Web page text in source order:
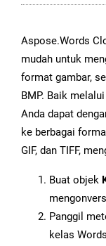
Aspose.Words
mudah untuk
format gambar,
BMP. Baik
Anda dapat
ke berbagai
GIF, dan TIFF,
Buat objek
Panggil
kelas